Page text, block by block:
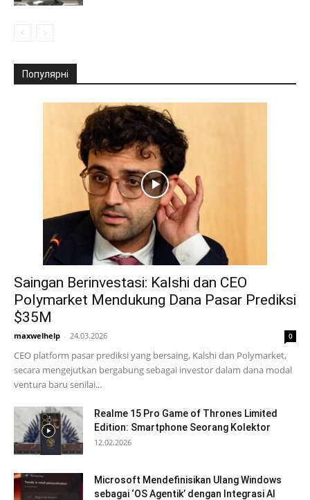
Популярні
Saingan Berinvestasi: Kalshi dan CEO
Polymarket Mendukung Dana Pasar Prediksi
$35M
maxwelhelp - 24.03.2026 0
CEO platform pasar prediksi yang bersaing, Kalshi dan Polymarket,
secara mengejutkan bergabung sebagai investor dalam dana modal
ventura baru senilai...
Realme 15 Pro Game of Thrones Limited
Edition: Smartphone Seorang Kolektor
12.02.2026
Microsoft Mendefinisikan Ulang Windows
sebagai ‘OS Agentik’ dengan Integrasi AI